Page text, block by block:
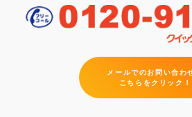
メールでのお問い合わ
こちらをクリック！